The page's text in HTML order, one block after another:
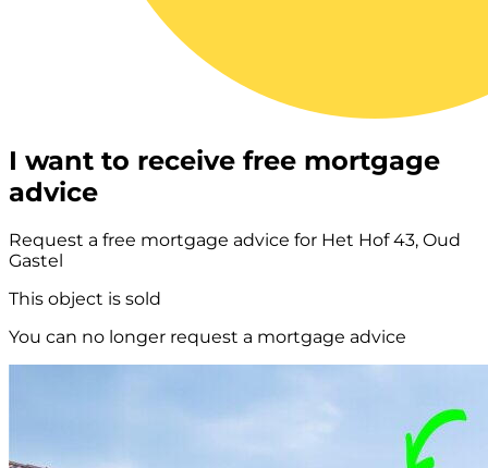
I want to receive free mortgage
advice
Request a free mortgage advice for Het Hof 43, Oud
Gastel
This object is sold
You can no longer request a mortgage advice